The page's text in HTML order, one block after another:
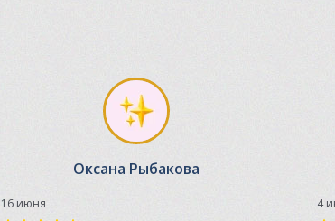
Оксана Рыбакова
16 июня 4